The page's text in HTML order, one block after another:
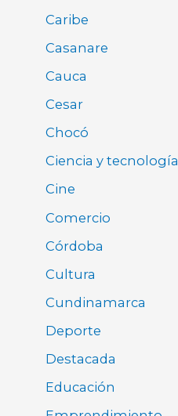
Caribe
Casanare
Cauca
Cesar
Chocó
Ciencia y tecnología
Cine
Comercio
Córdoba
Cultura
Cundinamarca
Deporte
Destacada
Educación